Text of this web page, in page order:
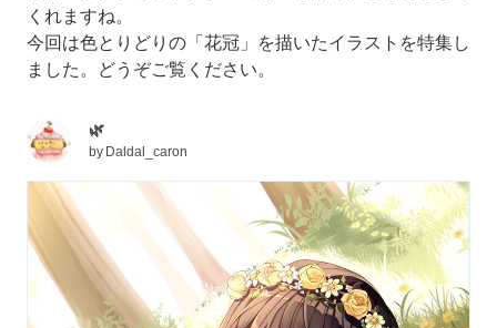
くれますね。
今回は色とりどりの「花冠」を描いたイラストを特集し
ました。どうぞご覧ください。
🌿
by Daldal_caron